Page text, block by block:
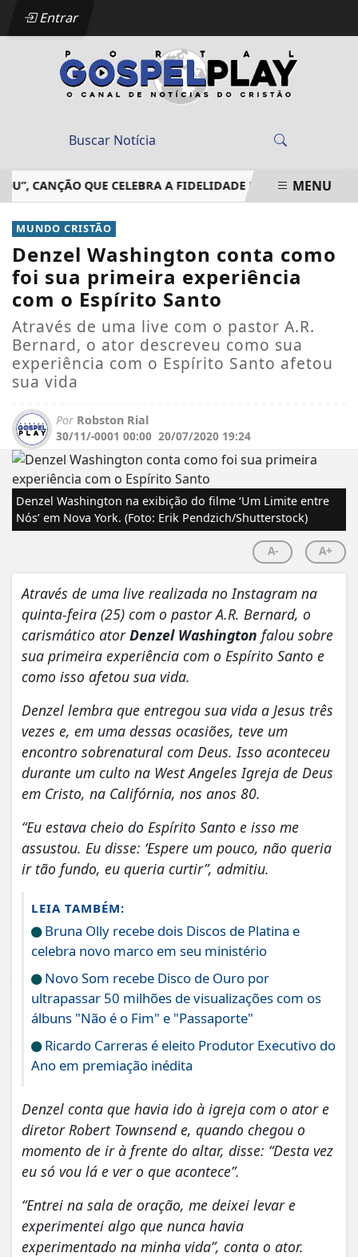
Entrar
QUE CELEBRA A FIDELIDADE DE DEUS EM MEIO ÀS
EM ALTA
MENU
MUNDO CRISTÃO
Denzel Washington conta como
foi sua primeira experiência
com o Espírito Santo
Através de uma live com o pastor A.R.
Bernard, o ator descreveu como sua
experiência com o Espírito Santo afetou
sua vida
Por Robston Rial
30/11/-0001 00:00 20/07/2020 19:24
Denzel Washington na exibição do filme ‘Um Limite entre
Nós’ em Nova York. (Foto: Erik Pendzich/Shutterstock)
A- A+
Através de uma live realizada no Instagram na
quinta-feira (25) com o pastor A.R. Bernard, o
carismático atorDenzel Washington falou sobre
sua primeira experiência com o Espírito Santo e
como isso afetou sua vida.
Denzel lembra que entregou sua vida a Jesus três
vezes e, em uma dessas ocasiões, teve um
encontro sobrenatural com Deus. Isso aconteceu
durante um culto na West Angeles Igreja de Deus
em Cristo, na Califórnia, nos anos 80.
“Eu estava cheio do Espírito Santo e isso me
assustou. Eu disse: ‘Espere um pouco, não queria
ir tão fundo, eu queria curtir”, admitiu.
LEIA TAMBÉM:
Bruna Olly recebe dois Discos de Platina e
celebra novo marco em seu ministério
Novo Som recebe Disco de Ouro por
ultrapassar 50 milhões de visualizações com os
álbuns "Não é o Fim" e "Passaporte"
Ricardo Carreras é eleito Produtor Executivo do
Ano em premiação inédita
Denzel conta que havia ido à igreja com o ator e
diretor Robert Townsend e, quando chegou o
momento de ir à frente do altar, disse: “Desta vez
eu só vou lá e ver o que acontece”.
“Entrei na sala de oração, me deixei levar e
experimentei algo que nunca havia
experimentado na minha vida”, conta o ator.